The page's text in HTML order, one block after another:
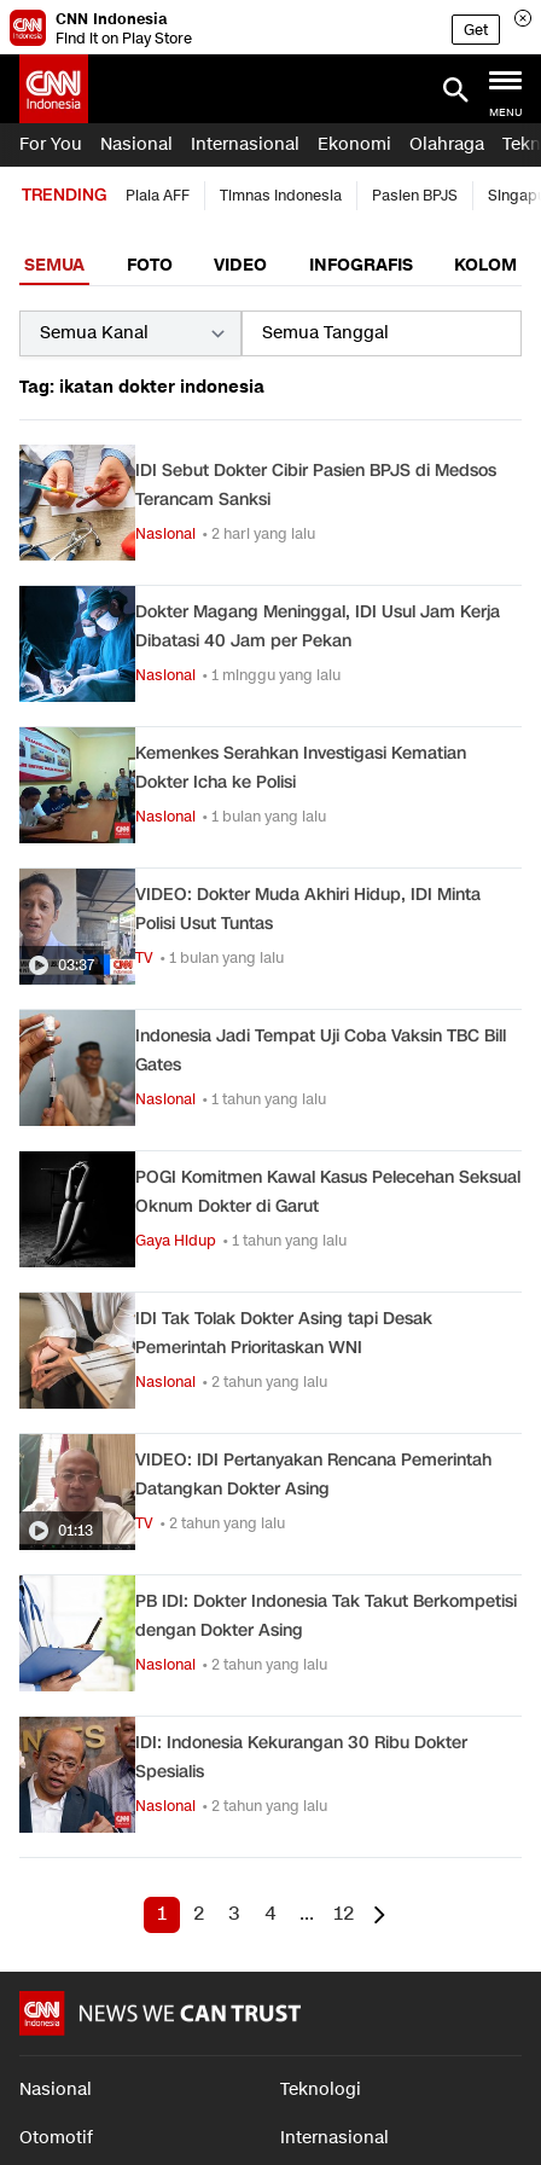
CNN Indonesia
Find it on Play Store
Get
MENU
For You Nasional Internasional Ekonomi Olahraga
TRENDING Piala AFF Timnas Indonesia Pasien BPJS
SEMUA FOTO VIDEO INFOGRAFIS KOLOM
Tag: ikatan dokter indonesia
IDI Sebut Dokter Cibir Pasien BPJS di Medsos
Terancam Sanksi
Nasional • 2 hari yang lalu
Dokter Magang Meninggal, IDI Usul Jam Kerja
Dibatasi 40 Jam per Pekan
Nasional • 1 minggu yang lalu
Kemenkes Serahkan Investigasi Kematian
Dokter Icha ke Polisi
Nasional • 1 bulan yang lalu
03:37
VIDEO: Dokter Muda Akhiri Hidup, IDI Minta
Polisi Usut Tuntas
TV • 1 bulan yang lalu
Indonesia Jadi Tempat Uji Coba Vaksin TBC Bill
Gates
Nasional • 1 tahun yang lalu
POGI Komitmen Kawal Kasus Pelecehan Seksual
Oknum Dokter di Garut
Gaya Hidup • 1 tahun yang lalu
IDI Tak Tolak Dokter Asing tapi Desak
Pemerintah Prioritaskan WNI
Nasional • 2 tahun yang lalu
01:13
VIDEO: IDI Pertanyakan Rencana Pemerintah
Datangkan Dokter Asing
TV • 2 tahun yang lalu
PB IDI: Dokter Indonesia Tak Takut Berkompetisi
dengan Dokter Asing
Nasional • 2 tahun yang lalu
IDI: Indonesia Kekurangan 30 Ribu Dokter
Spesialis
Nasional • 2 tahun yang lalu
1 2 3 4 ... 12
Nasional Teknologi
Otomotif Internasional